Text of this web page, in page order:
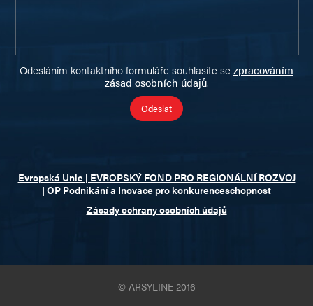
Odesláním kontaktního formuláře souhlasíte se zpracováním
zásad osobních údajů.
Evropská Unie | EVROPSKÝ FOND PRO REGIONÁLNÍ ROZVOJ
| OP Podnikání a Inovace pro konkurenceschopnost
Zásady ochrany osobních údajů
© ARSYLINE 2016